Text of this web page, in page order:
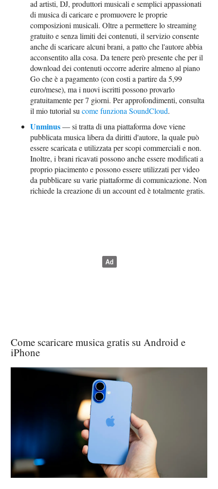
ad artisti, DJ, produttori musicali e semplici appassionati
di musica di caricare e promuovere le proprie
composizioni musicali. Oltre a permettere lo streaming
gratuito e senza limiti dei contenuti, il servizio consente
anche di scaricare alcuni brani, a patto che l'autore abbia
acconsentito alla cosa. Da tenere però presente che per il
download dei contenuti occorre aderire almeno al piano
Go che è a pagamento (con costi a partire da 5,99
euro/mese), ma i nuovi iscritti possono provarlo
gratuitamente per 7 giorni. Per approfondimenti, consulta
il mio tutorial sucome funziona SoundCloud.
Unminus— si tratta di una piattaforma dove viene
pubblicata musica libera da diritti d'autore, la quale può
essere scaricata e utilizzata per scopi commerciali e non.
Inoltre, i brani ricavati possono anche essere modificati a
proprio piacimento e possono essere utilizzati per video
da pubblicare su varie piattaforme di comunicazione. Non
richiede la creazione di un account ed è totalmente gratis.
Come scaricare musica gratis su Android e
iPhone